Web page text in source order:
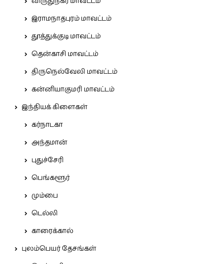
இராமநாதபுரம் மாவட்டம்
தூத்துக்குடி மாவட்டம்
தென்காசி மாவட்டம்
திருநெல்வேலி மாவட்டம்
கன்னியாகுமரி மாவட்டம்
இந்தியக் கிளைகள்
கர்நாடகா
அந்தமான்
புதுச்சேரி
பெங்களூர்
மும்பை
டெல்லி
காரைக்கால்
புலம்பெயர் தேசங்கள்